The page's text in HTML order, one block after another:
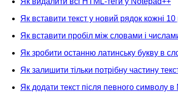
Як вставити текст у новий рядок кожні
Як вставити пробіл між словами і
Як зробити останню латинську букву в
Як залишити тільки потрібну частину
Як додати текст після певного символу